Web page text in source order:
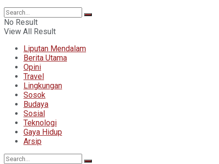
No Result
View All Result
Liputan Mendalam
Berita Utama
Opini
Travel
Lingkungan
Sosok
Budaya
Sosial
Teknologi
Gaya Hidup
Arsip